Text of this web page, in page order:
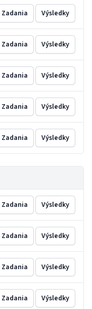
Zadania Výsledky
Zadania Výsledky
Zadania Výsledky
Zadania Výsledky
Zadania Výsledky
Zadania Výsledky
Zadania Výsledky
Zadania Výsledky
Zadania Výsledky